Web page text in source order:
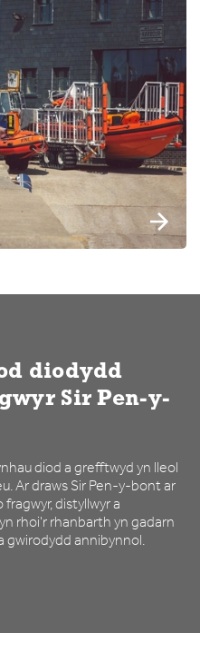
diodydd
Sir Pen-y-
diod a grefftwyd yn lleol
Ar draws Sir Pen-y-bont ar
distyllwyr a
rhoi'r rhanbarth yn gadarn
gwirodydd annibynnol.